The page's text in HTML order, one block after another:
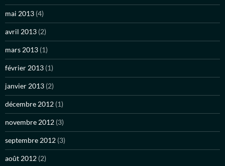
mai 2013 (4)
avril 2013 (2)
mars 2013 (1)
février 2013 (1)
janvier 2013 (2)
décembre 2012 (1)
novembre 2012 (3)
septembre 2012 (3)
août 2012 (2)